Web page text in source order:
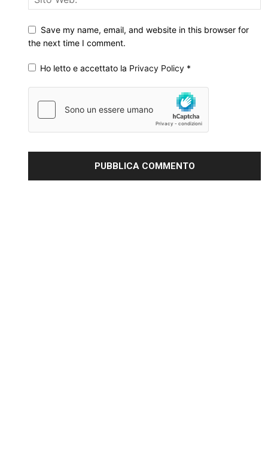
Save my name, email, and website in this browser for
the next time I comment.
Ho letto e accettato la Privacy Policy *